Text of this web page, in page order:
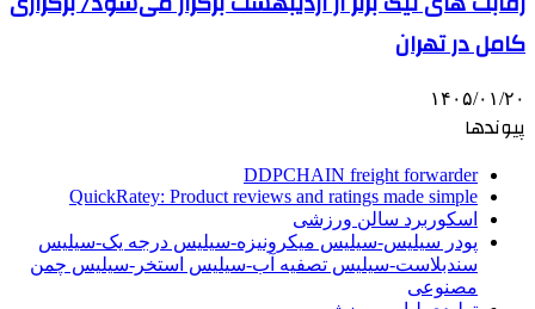
کامل در تهران
۱۴۰۵/۰۱/۲۰
پیوندها
DDPCHAIN freight forwarder
QuickRatey: Product reviews and ratings made simple
اسکوربرد سالن ورزشی
پودر سیلیس-سیلیس میکرونیزه-سیلیس درجه یک-سیلیس
سندبلاست-سیلیس تصفیه آب-سیلیس استخر-سیلیس چمن
مصنوعی